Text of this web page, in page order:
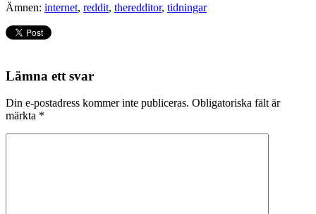
Ämnen: internet, reddit, theredditor, tidningar
Lämna ett svar
Din e-postadress kommer inte publiceras. Obligatoriska fält är
märkta *